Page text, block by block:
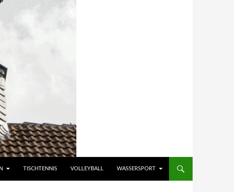
TISCHTENNIS VOLLEYBALL WASSERSPORT